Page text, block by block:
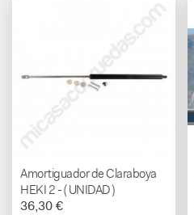
Amortiguador de Claraboya
HEKI 2 - ( UNIDAD )
36,30 €